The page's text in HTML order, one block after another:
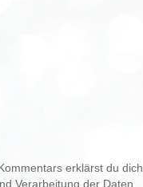
erklärst du dich
Verarbeitung der Daten